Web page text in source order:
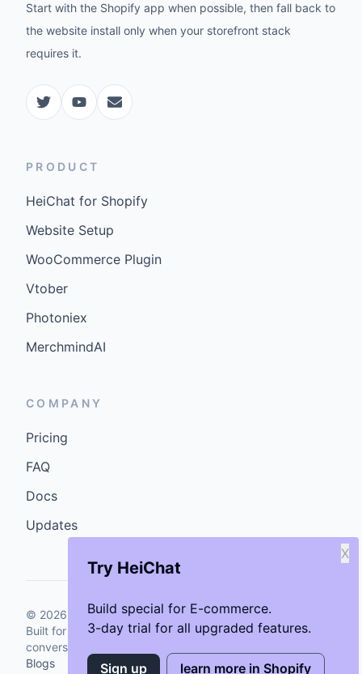
Try HeiChat
Build special for E-commerce.
3-day trial for all upgraded features.
X
Sign up learn more in Shopify
Start with the Shopify app when possible, then fall back to
the website install only when your storefront stack
requires it.
PRODUCT
HeiChat for Shopify
Website Setup
WooCommerce Plugin
Vtober
Photoniex
MerchmindAI
COMPANY
Pricing
FAQ
Docs
Updates
© 2026 GenCybers Inc. All rights reserved.
Built for storefronts that want faster answers and cleaner
conversions.
Blogs